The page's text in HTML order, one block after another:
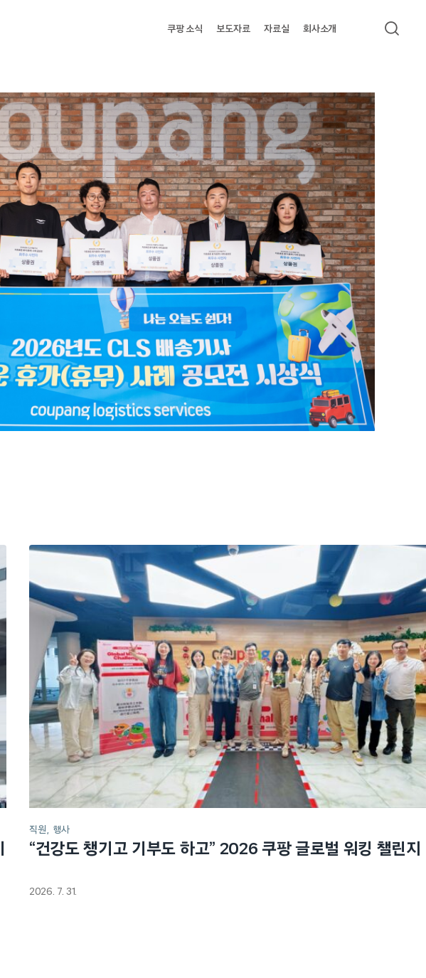
쿠팡 소식 보도자료 자료실 회사소개 검색
직원 행사
“건강도 챙기고 기부도 하고” 2026 쿠팡 글로벌 워킹 챌린지
2026. 7. 31.